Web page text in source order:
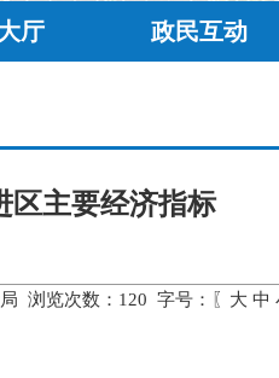
厅 政民互动
区主要经济指标
浏览次数： 120 字号：〖 大 中